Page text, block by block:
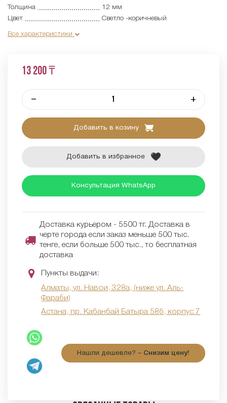
Толщина
12 мм
Цвет
Светло -коричневый
Все характеристики
13 200 ₸
– +
Добавить в козину
Добавить в избранное
Консультация WhatsApp
Доставка курьером - 5500 тг. Доставка в
черте города если заказ меньше 500 тыс.
тенге, если больше 500 тыс., то бесплатная
доставка
Пункты выдачи:
Алматы, ул. Навои, 328а, (ниже ул. Аль-
Фараби)
Астана, пр. Кабанбай Батыра 58б, корпус 7
Нашли дешевле? – Снизим цену!